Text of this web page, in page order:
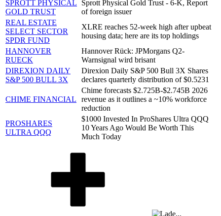
SPROTT PHYSICAL
GOLD TRUST
Sprott Physical Gold Trust - 6-K, Report
of foreign issuer
REAL ESTATE
SELECT SECTOR
SPDR FUND
XLRE reaches 52-week high after upbeat
housing data; here are its top holdings
HANNOVER
RUECK
Hannover Rück: JPMorgans Q2-
Warnsignal wird brisant
DIREXION DAILY
S&P 500 BULL 3X
Direxion Daily S&P 500 Bull 3X Shares
declares quarterly distribution of $0.5231
CHIME FINANCIAL
Chime forecasts $2.725B-$2.745B 2026
revenue as it outlines a ~10% workforce
reduction
PROSHARES
ULTRA QQQ
$1000 Invested In ProShares Ultra QQQ
10 Years Ago Would Be Worth This
Much Today